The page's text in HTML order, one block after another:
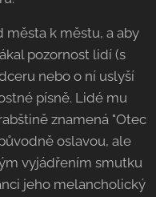
města k městu, a aby
pozornost lidí (s
nebo o ní uslyší
písně. Lidé mu
znamená "Otec
oslavou, ale
vyjádřením smutku
jeho melancholický